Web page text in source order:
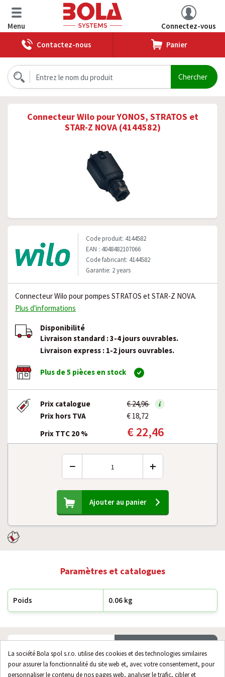
La société Bola spol s.r.o. utilise des cookies et des technologies similaires
pour assurer la fonctionnalité du site web et, avec votre consentement, pour
personnaliser le contenu de nos pages web, analyser le trafic, cibler et
Menu
Connectez-vous
Contactez-nous
Panier
Connecteur Wilo pour YONOS, STRATOS et
STAR-Z NOVA (4144582)
Code produit: 4144582
EAN : 4048482107066
Code fabricant: 4144582
Garantie: 2 years
Connecteur Wilo pour pompes STRATOS et STAR-Z NOVA.
Plus d'informations
Disponibilité
Livraison standard : 3-4 jours ouvrables.
Livraison express : 1-2 jours ouvrables.
Plus de 5 pièces en stock
Prix catalogue
€ 24,96
Prix hors TVA
€ 18,72
Prix TTC 20 %
€ 22,46
− +
Ajouter au panier
Paramètres et catalogues
Poids 0.06 kg
Description du produit Questions (0)